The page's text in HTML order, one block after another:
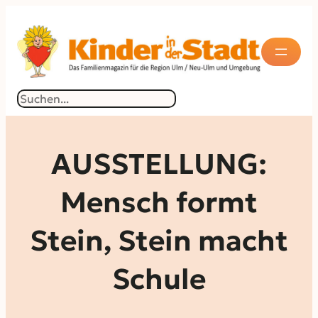
Inhalt
springen
Suchen
AUSSTELLUNG:
Mensch formt
Stein, Stein macht
Schule